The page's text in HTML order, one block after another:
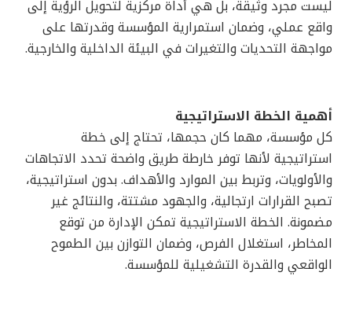
ليست مجرد وثيقة، بل هي أداة مركزية لتحويل الرؤية إلى
واقع عملي، وضمان استمرارية المؤسسة وقدرتها على
مواجهة التحديات والتغيرات في البيئة الداخلية والخارجية.
أهمية الخطة الاستراتيجية
كل مؤسسة، مهما كان حجمها، تحتاج إلى خطة
استراتيجية لأنها توفر خارطة طريق واضحة تحدد الاتجاهات
والأولويات، وتربط بين الموارد والأهداف. بدون استراتيجية،
تصبح القرارات ارتجالية، والجهود مشتتة، والنتائج غير
مضمونة. الخطة الاستراتيجية تمكن الإدارة من توقع
المخاطر، استغلال الفرص، وضمان التوازن بين الطموح
الواقعي والقدرة التشغيلية للمؤسسة.